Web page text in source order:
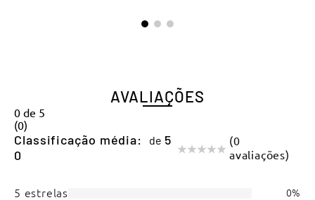
AVALIAÇÕES
0 de 5
(0)
Classificação média:
0
(0
avaliações)
5 estrelas 0%